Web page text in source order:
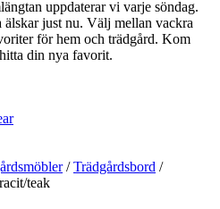
uppdaterar vi varje söndag.
älskar just nu. Välj mellan vackra
för hem och trädgård. Kom
din nya favorit.
r
/Trädgårdsbord /
teak